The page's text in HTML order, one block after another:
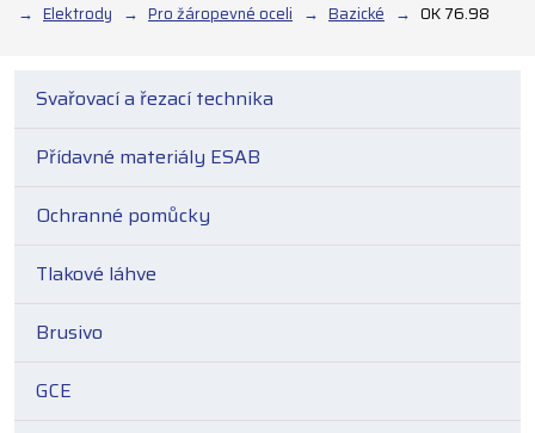
Elektrody
Pro žáropevné oceli Bazické OK 76.98
Svařovací a řezací technika
Přídavné materiály ESAB
Ochranné pomůcky
Tlakové láhve
Brusivo
GCE